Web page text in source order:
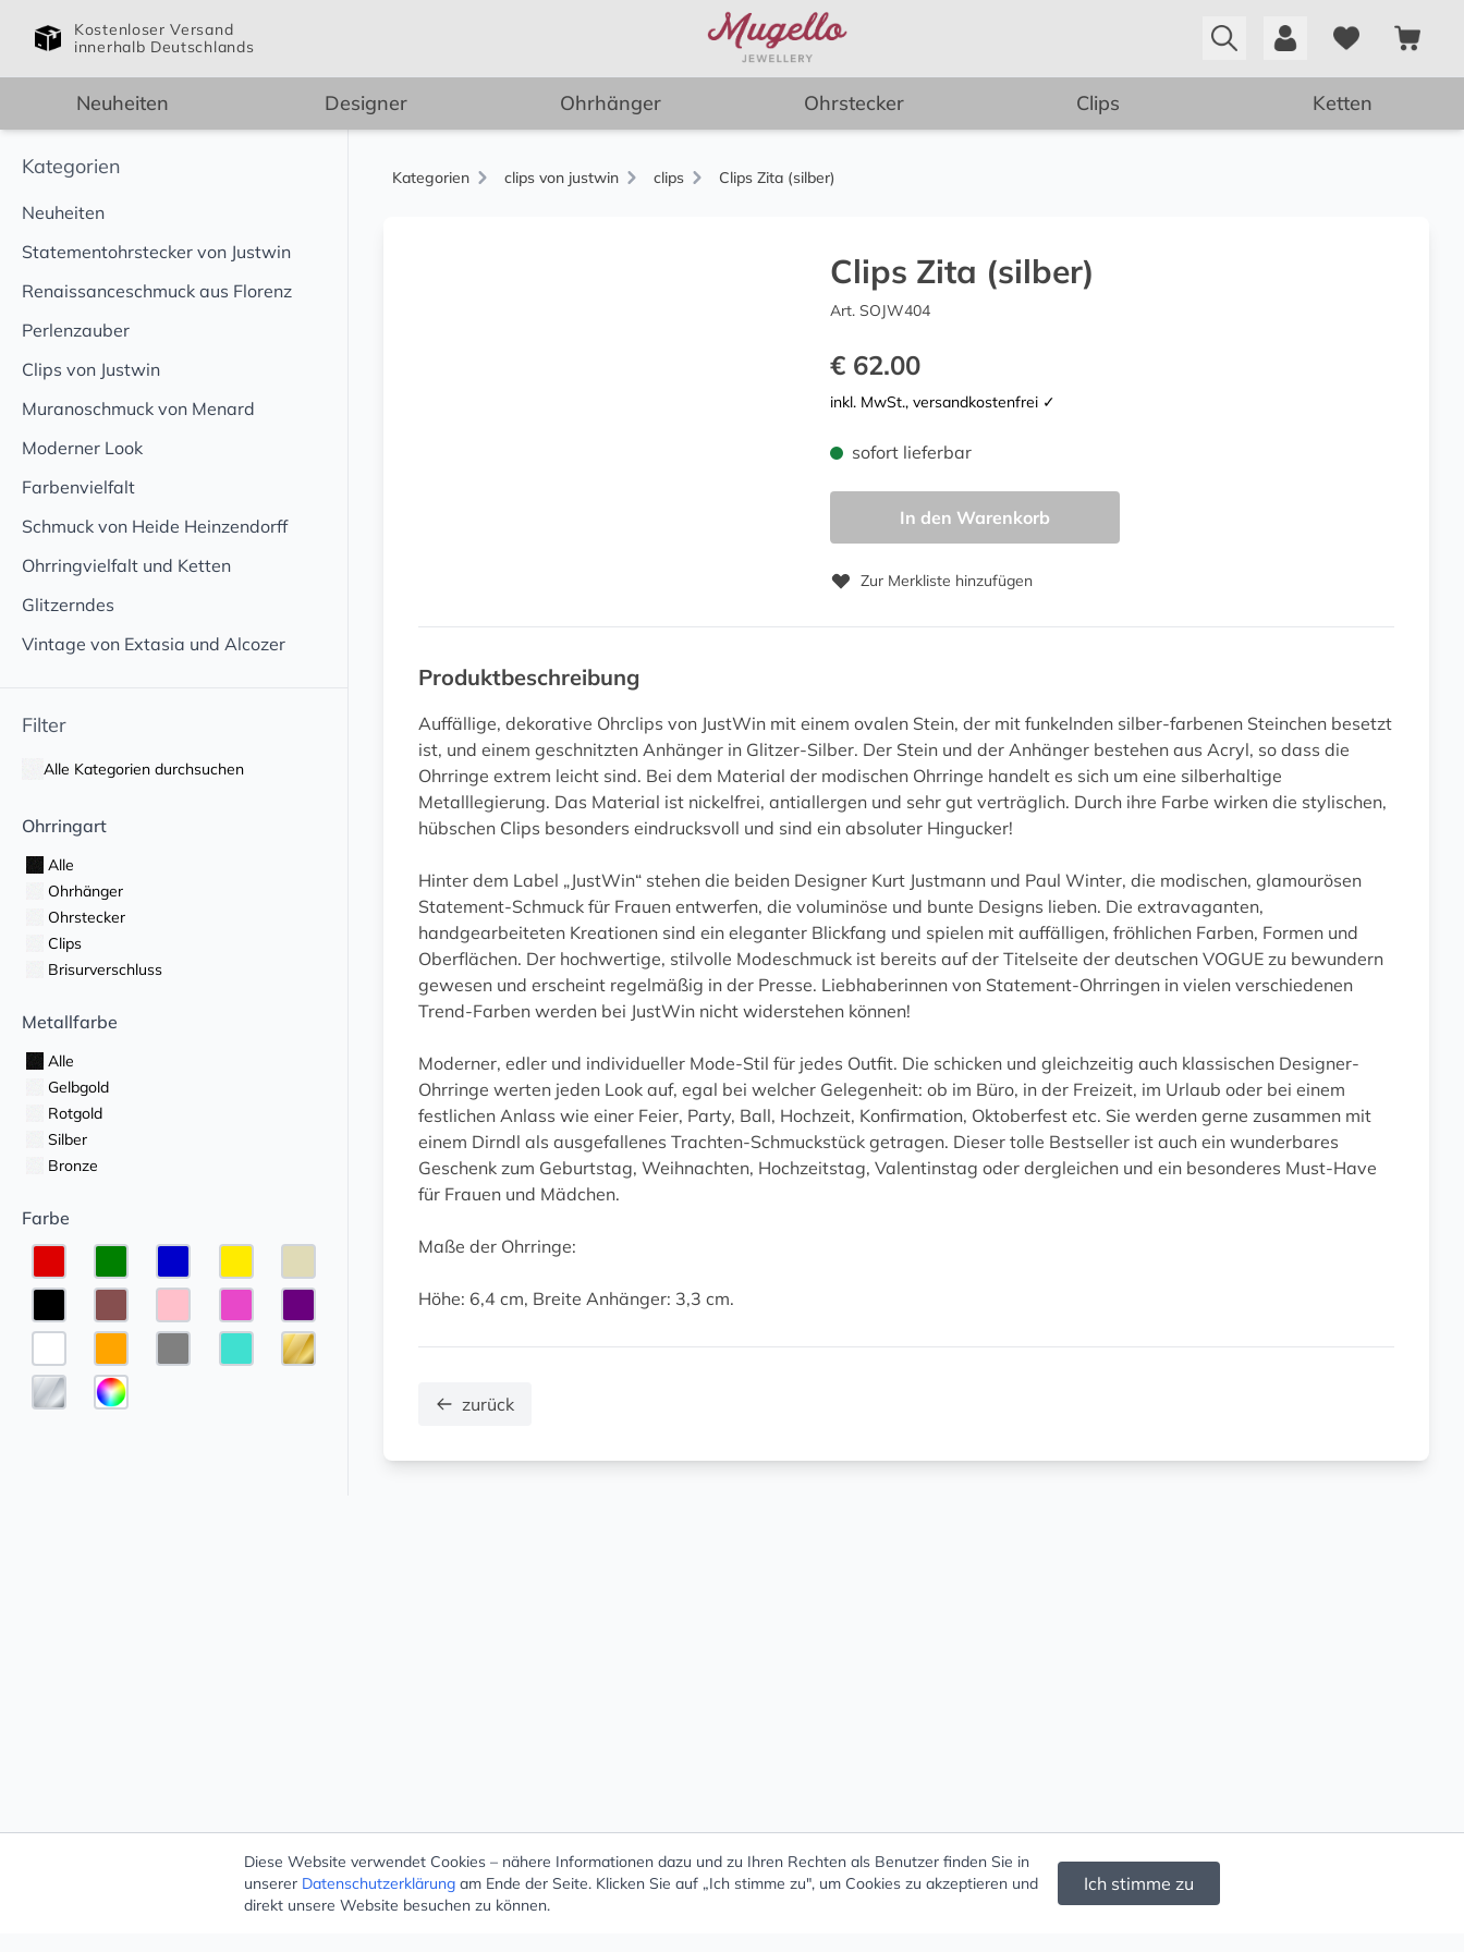
Kostenloser Versand
innerhalb Deutschlands
Neuheiten Designer Ohrhänger Ohrstecker Clips Ketten
Kategorien
Neuheiten
Statementohrstecker von Justwin
Renaissanceschmuck aus Florenz
Perlenzauber
Clips von Justwin
Muranoschmuck von Menard
Moderner Look
Farbenvielfalt
Schmuck von Heide Heinzendorff
Ohrringvielfalt und Ketten
Glitzerndes
Vintage von Extasia und Alcozer
Filter
Alle Kategorien durchsuchen
Ohrringart
Alle
Ohrhänger
Ohrstecker
Clips
Brisurverschluss
Metallfarbe
Alle
Gelbgold
Rotgold
Silber
Bronze
Farbe
Kategorien clips von justwin clips Clips Zita (silber)
Clips Zita (silber)
Art. SOJW404
€ 62.00
inkl. MwSt., versandkostenfrei ✓
sofort lieferbar
In den Warenkorb
Zur Merkliste hinzufügen
Produktbeschreibung
Auffällige, dekorative Ohrclips von JustWin mit einem ovalen Stein, der mit funkelnden silber-farbenen Steinchen besetzt
ist, und einem geschnitzten Anhänger in Glitzer-Silber. Der Stein und der Anhänger bestehen aus Acryl, so dass die
Ohrringe extrem leicht sind. Bei dem Material der modischen Ohrringe handelt es sich um eine silberhaltige
Metalllegierung. Das Material ist nickelfrei, antiallergen und sehr gut verträglich. Durch ihre Farbe wirken die stylischen,
hübschen Clips besonders eindrucksvoll und sind ein absoluter Hingucker!
Hinter dem Label „JustWin“ stehen die beiden Designer Kurt Justmann und Paul Winter, die modischen, glamourösen
Statement-Schmuck für Frauen entwerfen, die voluminöse und bunte Designs lieben. Die extravaganten,
handgearbeiteten Kreationen sind ein eleganter Blickfang und spielen mit auffälligen, fröhlichen Farben, Formen und
Oberflächen. Der hochwertige, stilvolle Modeschmuck ist bereits auf der Titelseite der deutschen VOGUE zu bewundern
gewesen und erscheint regelmäßig in der Presse. Liebhaberinnen von Statement-Ohrringen in vielen verschiedenen
Trend-Farben werden bei JustWin nicht widerstehen können!
Moderner, edler und individueller Mode-Stil für jedes Outfit. Die schicken und gleichzeitig auch klassischen Designer-
Ohrringe werten jeden Look auf, egal bei welcher Gelegenheit: ob im Büro, in der Freizeit, im Urlaub oder bei einem
festlichen Anlass wie einer Feier, Party, Ball, Hochzeit, Konfirmation, Oktoberfest etc. Sie werden gerne zusammen mit
einem Dirndl als ausgefallenes Trachten-Schmuckstück getragen. Dieser tolle Bestseller ist auch ein wunderbares
Geschenk zum Geburtstag, Weihnachten, Hochzeitstag, Valentinstag oder dergleichen und ein besonderes Must-Have
für Frauen und Mädchen.
Maße der Ohrringe:
Höhe: 6,4 cm, Breite Anhänger: 3,3 cm.
zurück
Diese Website verwendet Cookies – nähere Informationen dazu und zu Ihren Rechten als Benutzer finden Sie in
unserer Datenschutzerklärung am Ende der Seite. Klicken Sie auf „Ich stimme zu", um Cookies zu akzeptieren und
direkt unsere Website besuchen zu können.
Ich stimme zu